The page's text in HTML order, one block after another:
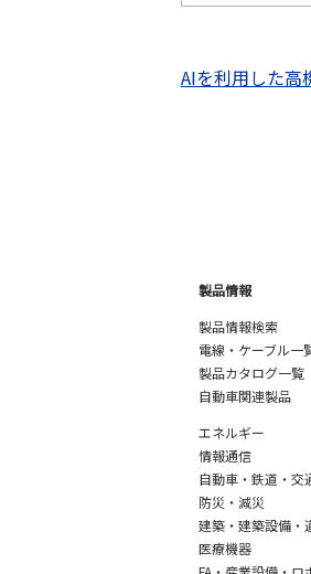
AIを利用した
製品情報
製品情報検索
電線・ケーブル一
製品カタログ一覧
自動車関連製品
エネルギー
情報通信
自動車・鉄道・交
防災・減災
建築・建築設備・
医療機器